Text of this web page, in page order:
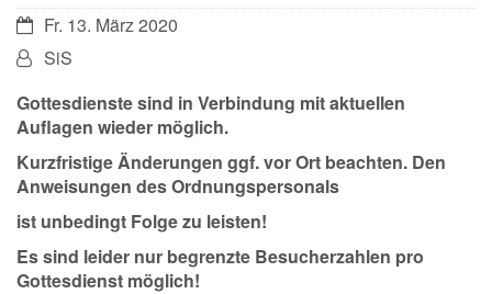
Datum:Fr. 13. März 2020
Von:SiS
Gottesdienste sind in Verbindung mit aktuellen
Auflagen wieder möglich.
Kurzfristige Änderungen ggf. vor Ort beachten. Den
Anweisungen des Ordnungspersonals
ist unbedingt Folge zu leisten!
Es sind leider nur begrenzte Besucherzahlen pro
Gottesdienst möglich!